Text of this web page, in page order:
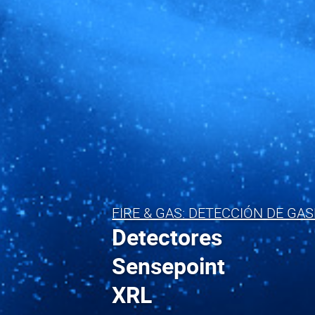
FIRE & GAS: DETECCIÓN DE
Detectores
Sensepoint
XRL